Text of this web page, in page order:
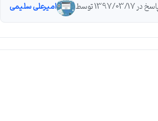
در 1397/03/17 توسط امیرعلی سلیمی